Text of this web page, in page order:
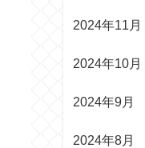
2024年11月
2024年10月
2024年9月
2024年8月